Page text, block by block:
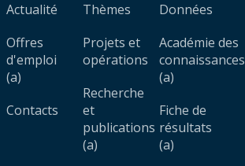
Actualité
Offres
d'emploi
(a)
Contacts
Thèmes
Projets et
opérations
Recherche
et
publications
(a)
Données
Académie des
connaissances
(a)
Fiche de
résultats
(a)